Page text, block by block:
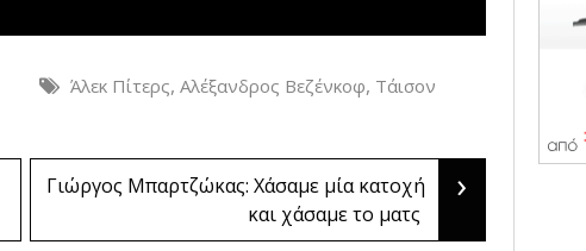
Άλεκ Πίτερς, Αλέξανδρος Βεζένκοφ, Τάισον
Γιώργος Μπαρτζώκας: Χάσαμε μία κατοχή
και χάσαμε το ματς
›